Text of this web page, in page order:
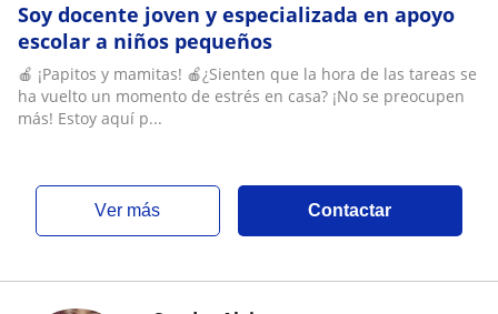
Soy docente joven y especializada en apoyo
escolar a niños pequeños
​🍎 ¡Papitos y mamitas! 🍎​¿Sienten que la hora de las tareas se
ha vuelto un momento de estrés en casa? ¡No se preocupen
más! Estoy aquí p...
ver más Contactar